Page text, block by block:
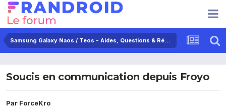
Samsung Galaxy Naos / Teos - Aides, Questions & Réponses
Soucis en communication depuis Froyo
Par ForceKro